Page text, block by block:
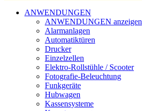
ANWENDUNGEN
ANWENDUNGEN anzeigen
Alarmanlagen
Automatiktüren
Drucker
Einzelzellen
Elektro-Rollstühle / Scooter
Fotografie-Beleuchtung
Funkgeräte
Hubwagen
Kassensysteme